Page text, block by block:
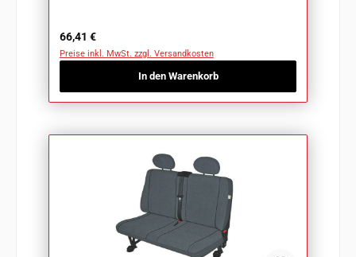
Regulärer Preis:
66,41 €
Preise inkl. MwSt. zzgl. Versandkosten
In den Warenkorb